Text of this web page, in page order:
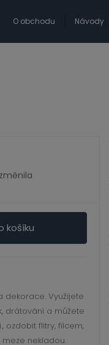
O obchodu Návody
košíku
dekorace. Využijete
drátování a můžete
ozdobit flitry, filcem,
nekladou.